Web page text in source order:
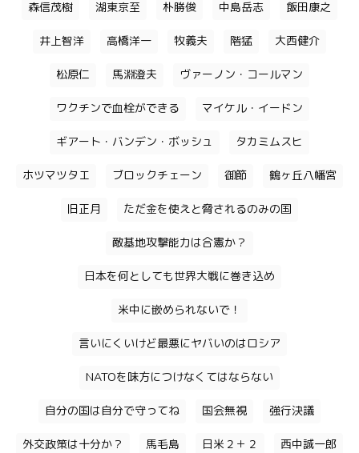
森信茂樹 湖東京至 朴勝俊 中島岳志 飯田康之
井上智洋 高橋洋一 牧義夫 階猛 大西健介
松原仁 馬淵澄夫 ヴァーノン・コールマン
ワクチンで血栓ができる マイケル・イードン
ギアート・バンデン・ボッシュ タカミムスヒ
ホツマツタエ ブロックチェーン 御節 鶴ヶ丘八幡宮
旧正月 ただ金を使えと脅されるのみの国
敵基地攻撃能力は合憲か？
日本を何としても世界大戦に巻き込め
米中に嵌められないで！
言いにくいけど最悪にヤバいのはロシア
NATOを味方につけなくてはならない
自分の国は自分で守ってね 国会無視 強行決議
外交政策は十分か？ 馬毛島 日米２＋２ 西中誠一郎